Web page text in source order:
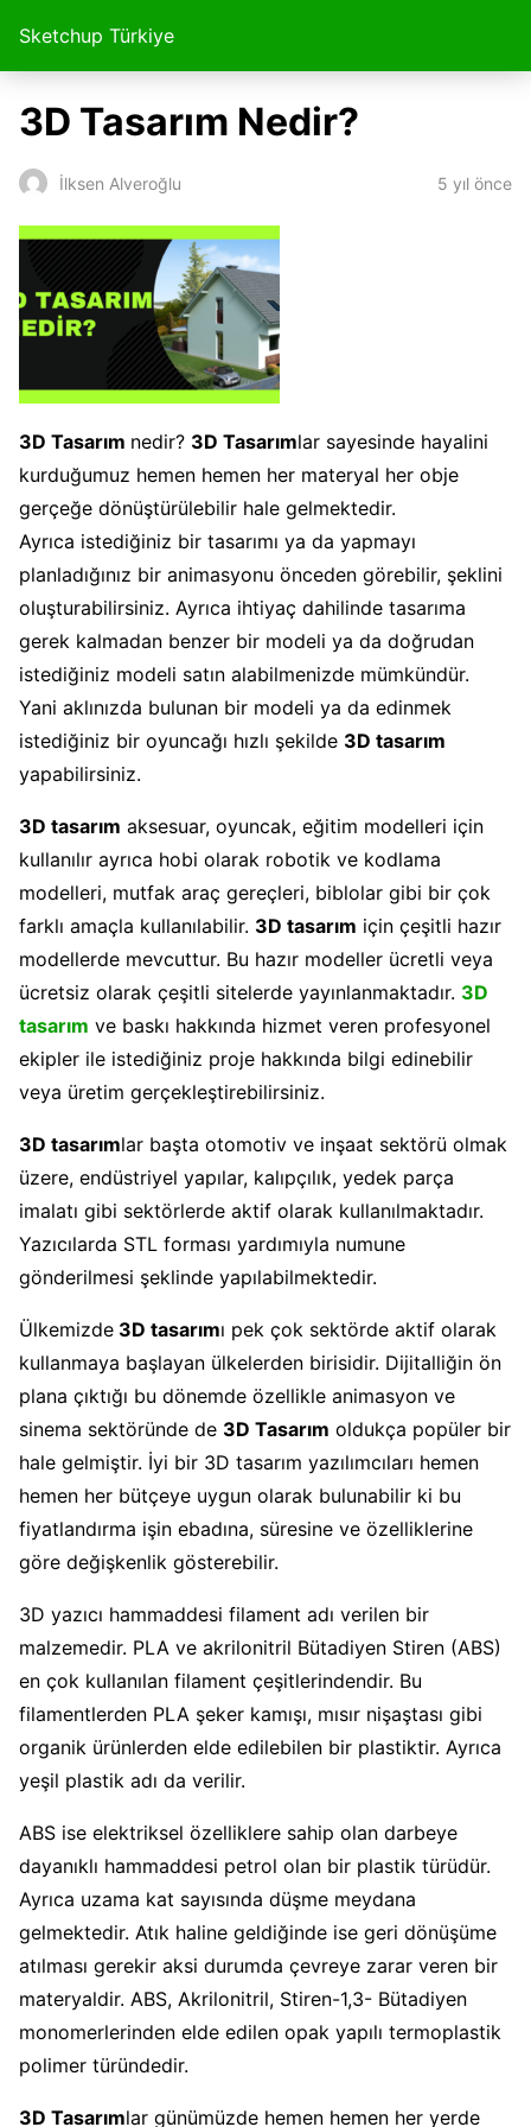
Sketchup Türkiye
3D Tasarım Nedir?
İlksen Alveroğlu 5 yıl önce
3D Tasarım nedir? 3D Tasarımlar sayesinde hayalini
kurduğumuz hemen hemen her materyal her obje
gerçeğe dönüştürülebilir hale gelmektedir.
Ayrıca istediğiniz bir tasarımı ya da yapmayı
planladığınız bir animasyonu önceden görebilir, şeklini
oluşturabilirsiniz. Ayrıca ihtiyaç dahilinde tasarıma
gerek kalmadan benzer bir modeli ya da doğrudan
istediğiniz modeli satın alabilmenizde mümkündür.
Yani aklınızda bulunan bir modeli ya da edinmek
istediğiniz bir oyuncağı hızlı şekilde 3D tasarım
yapabilirsiniz.
3D tasarım aksesuar, oyuncak, eğitim modelleri için
kullanılır ayrıca hobi olarak robotik ve kodlama
modelleri, mutfak araç gereçleri, biblolar gibi bir çok
farklı amaçla kullanılabilir. 3D tasarım için çeşitli hazır
modellerde mevcuttur. Bu hazır modeller ücretli veya
ücretsiz olarak çeşitli sitelerde yayınlanmaktadır. 3D
tasarım ve baskı hakkında hizmet veren profesyonel
ekipler ile istediğiniz proje hakkında bilgi edinebilir
veya üretim gerçekleştirebilirsiniz.
3D tasarımlar başta otomotiv ve inşaat sektörü olmak
üzere, endüstriyel yapılar, kalıpçılık, yedek parça
imalatı gibi sektörlerde aktif olarak kullanılmaktadır.
Yazıcılarda STL forması yardımıyla numune
gönderilmesi şeklinde yapılabilmektedir.
Ülkemizde 3D tasarımı pek çok sektörde aktif olarak
kullanmaya başlayan ülkelerden birisidir. Dijitalliğin ön
plana çıktığı bu dönemde özellikle animasyon ve
sinema sektöründe de 3D Tasarım oldukça popüler bir
hale gelmiştir. İyi bir 3D tasarım yazılımcıları hemen
hemen her bütçeye uygun olarak bulunabilir ki bu
fiyatlandırma işin ebadına, süresine ve özelliklerine
göre değişkenlik gösterebilir.
3D yazıcı hammaddesi filament adı verilen bir
malzemedir. PLA ve akrilonitril Bütadiyen Stiren (ABS)
en çok kullanılan filament çeşitlerindendir. Bu
filamentlerden PLA şeker kamışı, mısır nişaştası gibi
organik ürünlerden elde edilebilen bir plastiktir. Ayrıca
yeşil plastik adı da verilir.
ABS ise elektriksel özelliklere sahip olan darbeye
dayanıklı hammaddesi petrol olan bir plastik türüdür.
Ayrıca uzama kat sayısında düşme meydana
gelmektedir. Atık haline geldiğinde ise geri dönüşüme
atılması gerekir aksi durumda çevreye zarar veren bir
materyaldir. ABS, Akrilonitril, Stiren-1,3- Bütadiyen
monomerlerinden elde edilen opak yapılı termoplastik
polimer türündedir.
3D Tasarımlar günümüzde hemen hemen her yerde